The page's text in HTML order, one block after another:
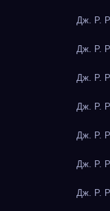
Дж. Р.
Дж. Р.
Дж. Р.
Дж. Р.
Дж. Р.
Дж. Р.
Дж. Р.